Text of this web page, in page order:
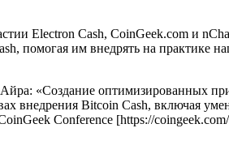
Electron Cash, CoinGeek.com и
помогая им внедрять на практике
«Создание оптимизированных
внедрения Bitcoin Cash, включая
Conference [https://